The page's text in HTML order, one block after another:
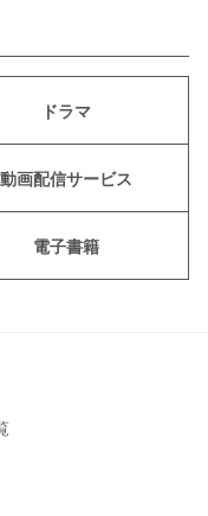
ドラマ
動画配信サービス
電子書籍